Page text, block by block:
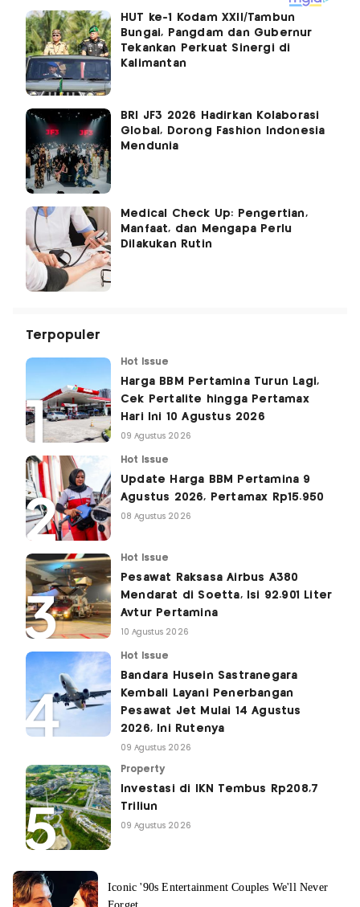
HUT ke-1 Kodam XXII/Tambun
Bungai, Pangdam dan Gubernur
Tekankan Perkuat Sinergi di
Kalimantan
BRI JF3 2026 Hadirkan Kolaborasi
Global, Dorong Fashion Indonesia
Mendunia
Medical Check Up: Pengertian,
Manfaat, dan Mengapa Perlu
Dilakukan Rutin
Terpopuler
Hot Issue
Harga BBM Pertamina Turun Lagi,
Cek Pertalite hingga Pertamax
Hari Ini 10 Agustus 2026
09 Agustus 2026
Hot Issue
Update Harga BBM Pertamina 9
Agustus 2026, Pertamax Rp15.950
08 Agustus 2026
Hot Issue
Pesawat Raksasa Airbus A380
Mendarat di Soetta, Isi 92.901 Liter
Avtur Pertamina
10 Agustus 2026
Hot Issue
Bandara Husein Sastranegara
Kembali Layani Penerbangan
Pesawat Jet Mulai 14 Agustus
2026, Ini Rutenya
09 Agustus 2026
Property
Investasi di IKN Tembus Rp208,7
Triliun
09 Agustus 2026